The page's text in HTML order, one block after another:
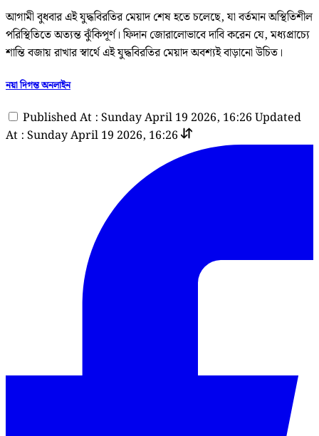
আগামী বুধবার এই যুদ্ধবিরতির মেয়াদ শেষ হতে চলেছে, যা বর্তমান অস্থিতিশীল
পরিস্থিতিতে অত্যন্ত ঝুঁকিপূর্ণ। ফিদান জোরালোভাবে দাবি করেন যে, মধ্যপ্রাচ্যে
শান্তি বজায় রাখার স্বার্থে এই যুদ্ধবিরতির মেয়াদ অবশ্যই বাড়ানো উচিত।
নয়া দিগন্ত অনলাইন
Published At : Sunday April 19 2026, 16:26 Updated
At : Sunday April 19 2026, 16:26